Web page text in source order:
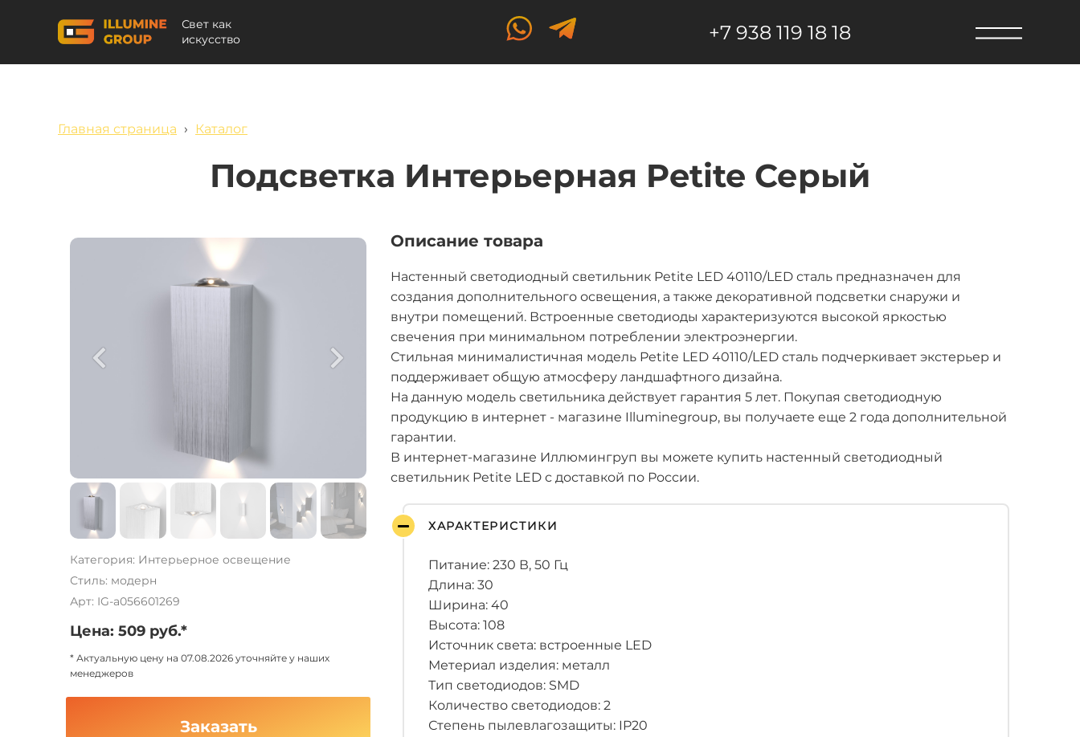
Свет как
искусство
+7 938 119 18 18
Главная страница › Каталог
Подсветка Интерьерная Petite Серый
Категория: Интерьерное освещение
Стиль: модерн
Арт: IG-a056601269
Цена: 509 руб.*
* Актуальную цену на 07.08.2026 уточняйте у наших
менеджеров
Заказать
Описание товара
Настенный светодиодный светильник Petite LED 40110/LED сталь предназначен для
создания дополнительного освещения, а также декоративной подсветки снаружи и
внутри помещений. Встроенные светодиоды характеризуются высокой яркостью
свечения при минимальном потреблении электроэнергии.
Стильная минималистичная модель Petite LED 40110/LED сталь подчеркивает экстерьер и
поддерживает общую атмосферу ландшафтного дизайна.
На данную модель светильника действует гарантия 5 лет. Покупая светодиодную
продукцию в интернет - магазине Illuminegroup, вы получаете еще 2 года дополнительной
гарантии.
В интернет-магазине Иллюмингруп вы можете купить настенный светодиодный
светильник Petite LED с доставкой по России.
ХАРАКТЕРИСТИКИ
Питание: 230 В, 50 Гц
Длина: 30
Ширина: 40
Высота: 108
Источник света: встроенные LED
Метериал изделия: металл
Тип светодиодов: SMD
Количество светодиодов: 2
Степень пылевлагозащиты: IP20